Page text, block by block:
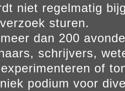
niet regelmatig
sturen.
dan 200
schrijvers,
of
podium voor